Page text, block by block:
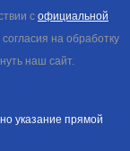
с официальной
на обработку
наш сайт.
указание прямой